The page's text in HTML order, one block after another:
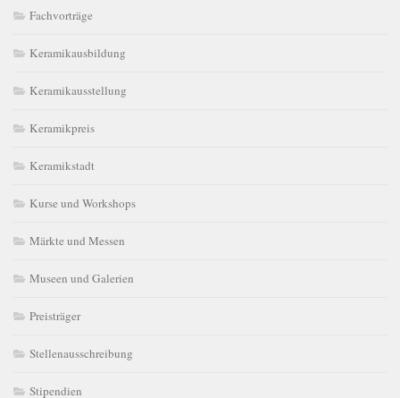
Fachvorträge
Keramikausbildung
Keramikausstellung
Keramikpreis
Keramikstadt
Kurse und Workshops
Märkte und Messen
Museen und Galerien
Preisträger
Stellenausschreibung
Stipendien